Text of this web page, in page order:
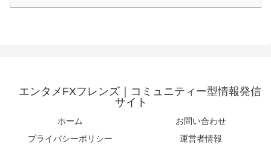
エンタメFXフレンズ｜コミュニティー型情報発信
サイト
ホーム
お問い合わせ
プライバシーポリシー
運営者情報